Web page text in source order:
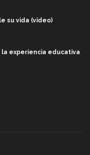
su vida (video)
experiencia educativa